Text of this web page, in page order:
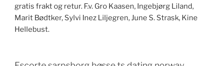
gratis frakt og retur. F.v. Gro Kaasen, Ingebjørg Liland,
Marit Bødtker, Sylvi Inez Liljegren, June S. Strask, Kine
Hellebust.